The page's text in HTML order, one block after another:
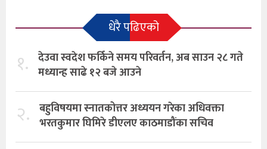
धेरै पढिएको
१. देउवा स्वदेश फर्किने समय परिवर्तन, अब साउन २८ गते
मध्यान्ह साढे १२ बजे आउने
२. बहुविषयमा स्नातकोत्तर अध्ययन गरेका अधिवक्ता
भरतकुमार घिमिरे डीएलए काठमाडौंका सचिव